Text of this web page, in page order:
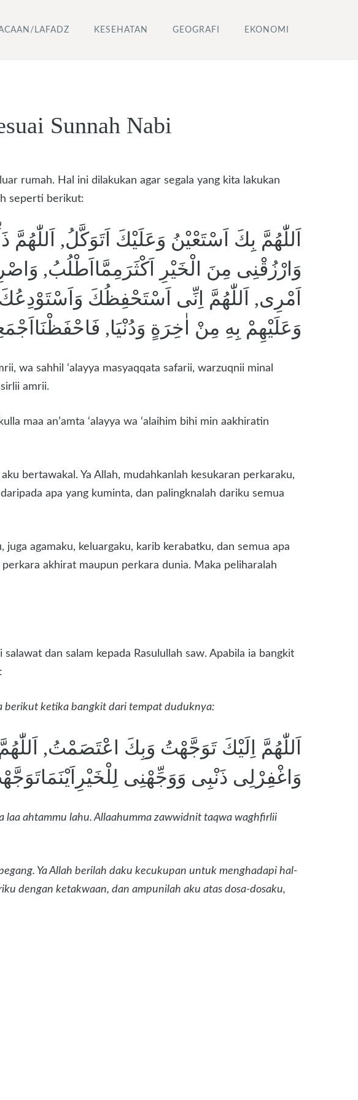
LAFADZ KESEHATAN GEOGRAFI EKONOMI
Sunnah Nabi
rumah. Hal ini dilakukan agar segala yang kita lakukan
seperti berikut:
اَللّٰهُمَّ بِكَ اَسْتَعْيْنُ وَعَلَيْكَ اَتَوَكَّلُ,
وَارْزُقْنِى مِنَ الْخَيْرِ
اَمْرِى, اَللّٰهُمَّ اِنِّى اَسْتَحْفِظُكَ
وَعَلَيْهِمْ بِهِ مِنْ اٰخِرَةٍ وَدُنْيَا,
wa sahhil ‘alayya masyaqqata safarii, warzuqnii minal
amrii.
maa an’amta ‘alayya wa ‘alaihim bihi min aakhiratin
bertawakal. Ya Allah, mudahkanlah kesukaran perkaraku,
apa yang kuminta, dan palingknalah dariku semua
agamaku, keluargaku, karib kerabatku, dan semua apa
akhirat maupun perkara dunia. Maka peliharalah
dan salam kepada Rasulullah saw. Apabila ia bangkit
berikut ketika bangkit dari tempat duduknya:
اَللّٰهُمَّ اِلَيْكَ تَوَجَّهْتُ وَبِكَ اعْتَصَمْتُ,
وَاغْفِرْلِى ذَنْبِى وَوَجِّهْنِى
laa ahtammu lahu. Allaahumma zawwidnit taqwa waghfirlii
Ya Allah berilah daku kecukupan untuk menghadapi hal-
dengan ketakwaan, dan ampunilah aku atas dosa-dosaku,